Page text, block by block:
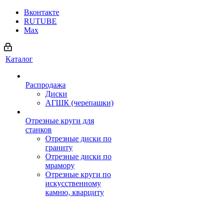
Вконтакте
RUTUBE
Max
Каталог
Распродажа
Диски
АГШК (черепашки)
Отрезные круги для
станков
Отрезные диски по
граниту
Отрезные диски по
мрамору
Отрезные круги по
искусственному
камню, кварциту